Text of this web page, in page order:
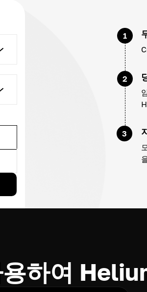
1
2
3
하여